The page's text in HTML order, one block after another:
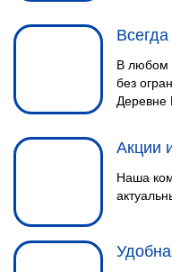
В любом
без
Деревне
Акции
Наша